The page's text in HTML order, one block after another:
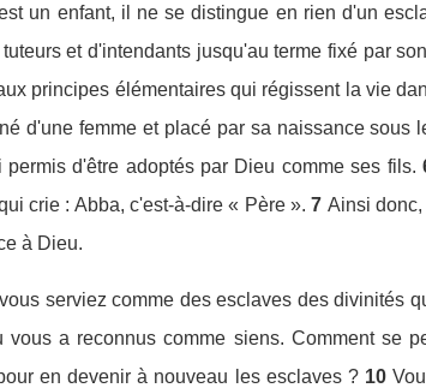
un enfant, il ne se distingue en rien d'un
et d'intendants jusqu'au terme fixé par
principes élémentaires qui régissent la vie
d'une femme et placé par sa naissance sous
d'être adoptés par Dieu comme ses fils.
crie : Abba, c'est-à-dire « Père ». 7 Ainsi
à Dieu.
serviez comme des esclaves des divinités
a reconnus comme siens. Comment se
en devenir à nouveau les esclaves ? 10